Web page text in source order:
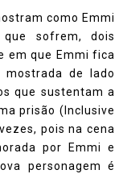
como Emmi
sofrem, dois
em que Emmi fica
de lado
que sustentam a
prisão (Inclusive
pois na cena
por Emmi e
personagem é